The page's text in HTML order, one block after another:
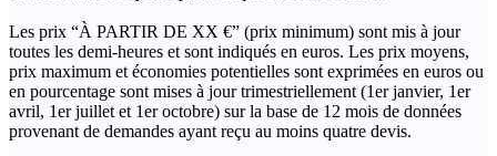
Les prix “À PARTIR DE XX €” (prix minimum) sont mis à jour
toutes les demi-heures et sont indiqués en euros. Les prix moyens,
prix maximum et économies potentielles sont exprimées en euros ou
en pourcentage sont mises à jour trimestriellement (1er janvier, 1er
avril, 1er juillet et 1er octobre) sur la base de 12 mois de données
provenant de demandes ayant reçu au moins quatre devis.